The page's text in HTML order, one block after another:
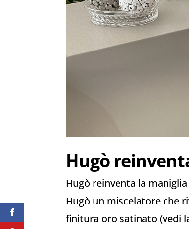
Hugò
Hugò reinventa la
Hugò un miscelatore che
finitura oro satinato (vedi